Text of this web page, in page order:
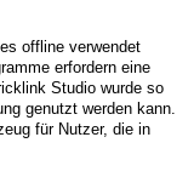
offline verwendet
erfordern eine
Studio wurde so
genutzt werden kann.
für Nutzer, die in